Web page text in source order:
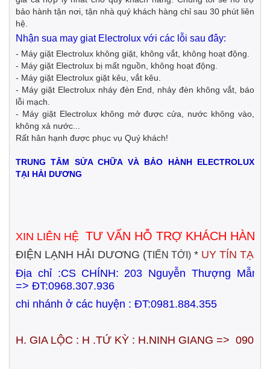
bảo hành tận nơi, tận nhà quý khách hàng chỉ sau 30 phút liên
hệ.
Nhận sua may giat Electrolux với các lỗi sau đây:
- Máy giặt Electrolux không giặt, không vắt, không hoạt động.
- Máy giặt Electrolux bị mất nguồn, không hoạt động.
- Máy giặt Electrolux giặt kêu, vắt kêu.
- Máy giặt Electrolux nháy đèn End, nhảy đèn không vắt, báo
lỗi mạch.
- Máy giặt Electrolux không mở được cửa, nước không vào,
không xả nước...
Rất hân hạnh được phục vụ Quý khách!
TRUNG TÂM SỬA CHỮA VÀ BẢO HÀNH ELECTROLUX
TẠI HẢI DƯƠNG
XIN LIÊN HỆ TƯ VẤN HỖ TRỢ KHÁCH HÀNG
ĐIỆN LẠNH HẢI DƯƠNG (TIẾN TỚI) * UY TÍN TẠO
Địa chỉ :CS CHÍNH: 203 Nguyễn Thượng Mẫn
=> ĐT:0968.307.936
chi nhánh ở các huyện : ĐT:0981.884.355
H. GIA LỘC : H .TỨ KỲ : H.NINH GIANG =>